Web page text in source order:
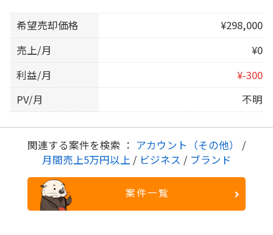
希望売却価格
¥298,000
売上/月
¥0
利益/月
¥-300
PV/月
不明
関連する案件を検索 ： アカウント（その他） /
月間売上5万円以上 / ビジネス / ブランド
案件一覧